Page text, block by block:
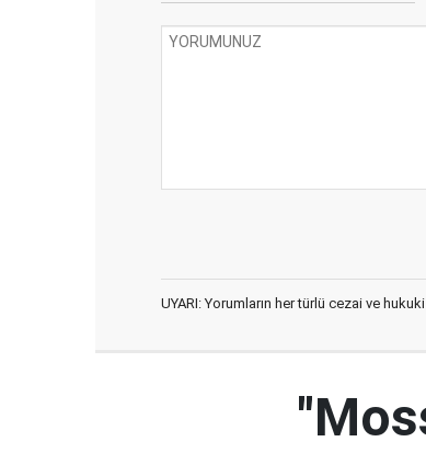
UYARI: Yorumların her türlü cezai ve